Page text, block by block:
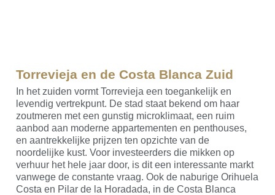
Torrevieja en de Costa Blanca Zuid
In het zuiden vormt Torrevieja een toegankelijk en
levendig vertrekpunt. De stad staat bekend om haar
zoutmeren met een gunstig microklimaat, een ruim
aanbod aan moderne appartementen en penthouses,
en aantrekkelijke prijzen ten opzichte van de
noordelijke kust. Voor investeerders die mikken op
verhuur het hele jaar door, is dit een interessante markt
vanwege de constante vraag. Ook de naburige Orihuela
Costa en Pilar de la Horadada, in de Costa Blanca